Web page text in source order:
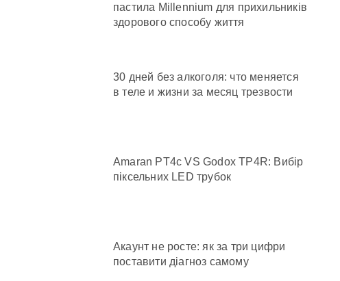
пастила Millennium для прихильників
здорового способу життя
30 дней без алкоголя: что меняется
в теле и жизни за месяц трезвости
Amaran PT4c VS Godox TP4R: Вибір
піксельних LED трубок
Акаунт не росте: як за три цифри
поставити діагноз самому